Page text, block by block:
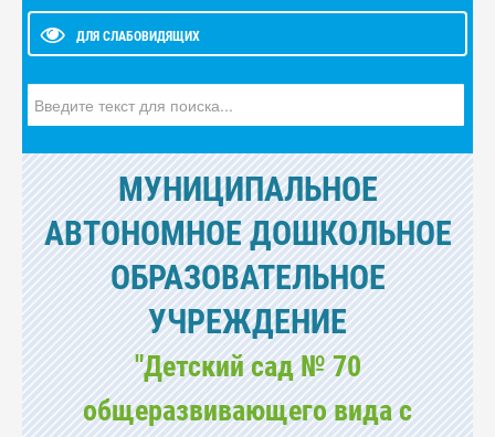
ДЛЯ СЛАБОВИДЯЩИХ
МУНИЦИПАЛЬНОЕ
АВТОНОМНОЕ ДОШКОЛЬНОЕ
ОБРАЗОВАТЕЛЬНОЕ
УЧРЕЖДЕНИЕ
"Детский сад № 70
общеразвивающего вида с